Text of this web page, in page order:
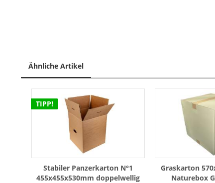
Ähnliche Artikel
TIPP!
Stabiler Panzerkarton N°1
455x455x530mm doppelwellig
Graskarton
Naturebox